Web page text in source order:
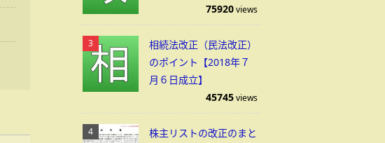
75920views
相続法改正（民法改正）
のポイント【2018年７
月６日成立】
45745views
株主リストの改正のまと